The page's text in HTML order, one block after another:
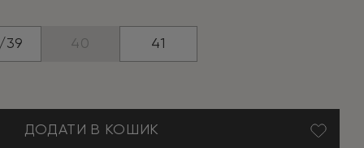
39 40 41
ДОДАТИ В КОШИК